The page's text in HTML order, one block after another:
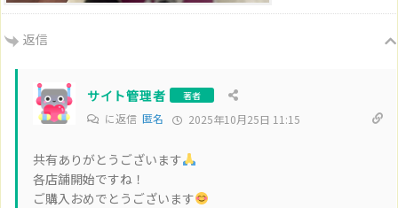
返信
サイト管理者 著者
に返信 匿名 2025年10月25日 11:15
共有ありがとうございます
各店舗開始ですね！
ご購入おめでとうございます